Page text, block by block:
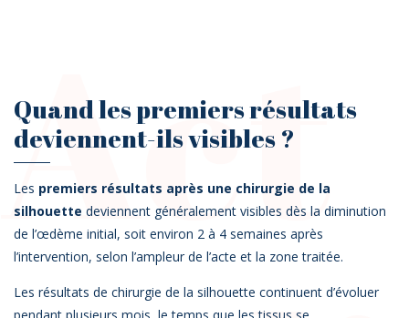
Act
Quand les premiers résultats
deviennent-ils visibles ?
Les premiers résultats après une chirurgie de la
silhouette deviennent généralement visibles dès la diminution
de l’œdème initial, soit environ 2 à 4 semaines après
l’intervention, selon l’ampleur de l’acte et la zone traitée.
Les résultats de chirurgie de la silhouette continuent d’évoluer
pendant plusieurs mois, le temps que les tissus se